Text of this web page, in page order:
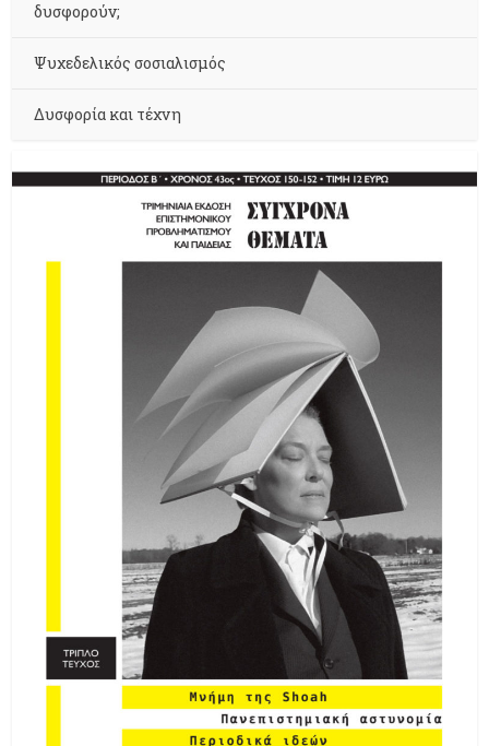
δυσφορούν;
Ψυχεδελικός σοσιαλισμός
Δυσφορία και τέχνη